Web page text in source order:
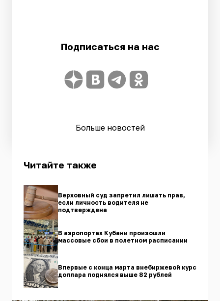
Подписаться на нас
Больше новостей
Читайте также
Верховный суд запретил лишать прав,
если личность водителя не
подтверждена
В аэропортах Кубани произошли
массовые сбои в полетном расписании
Впервые с конца марта внебиржевой курс
доллара поднялся выше 82 рублей